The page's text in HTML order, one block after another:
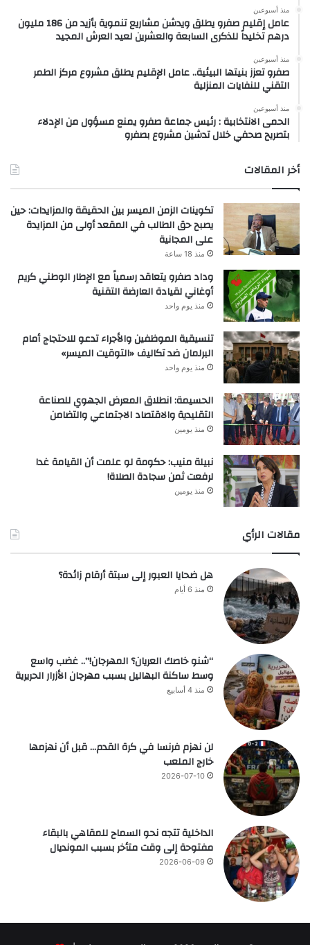
منذ أسبوعين
عامل إقليم صفرو يطلق ويدشن مشاريع تنموية بأزيد من 186 مليون
درهم تخليداً للذكرى السابعة والعشرين لعيد العرش المجيد
منذ أسبوعين
صفرو تعزز بنيتها البيئية.. عامل الإقليم يطلق مشروع مركز الطمر
التقني للنفايات المنزلية
منذ أسبوعين
الحمى الانتخابية : رئيس جماعة صفرو يمنع مسؤول من الإدلاء
بتصريح صحفي خلال تدشين مشروع بصفرو
أخر المقالات
تكوينات الزمن الميسر بين الحقيقة والمزايدات: حين
يصبح حق الطالب في المقعد أولى من المزايدة
على المجانية
منذ 18 ساعة
وداد صفرو يتعاقد رسمياً مع الإطار الوطني كريم
أوغاني لقيادة العارضة التقنية
منذ يوم واحد
تنسيقية الموظفين والأجراء تدعو للاحتجاج أمام
البرلمان ضد تكاليف «التوقيت الميسر»
منذ يوم واحد
الحسيمة: انطلاق المعرض الجهوي للصناعة
التقليدية والاقتصاد الاجتماعي والتضامن
منذ يومين
نبيلة منيب: حكومة لو علمت أن القيامة غدا
لرفعت ثمن سجادة الصلاة!
منذ يومين
مقالات الرأي
هل ضحايا العبور إلى سبتة أرقام زائدة؟
منذ 6 أيام
“شنو خاصك العريان؟ المهرجان!”.. غضب واسع
وسط ساكنة البهاليل بسبب مهرجان الأزرار الحريرية
منذ 4 أسابيع
لن نهزم فرنسا في كرة القدم… قبل أن نهزمها
خارج الملعب
2026-07-10
الداخلية تتجه نحو السماح للمقاهي بالبقاء
مفتوحة إلى وقت متأخر بسبب المونديال
2026-06-09